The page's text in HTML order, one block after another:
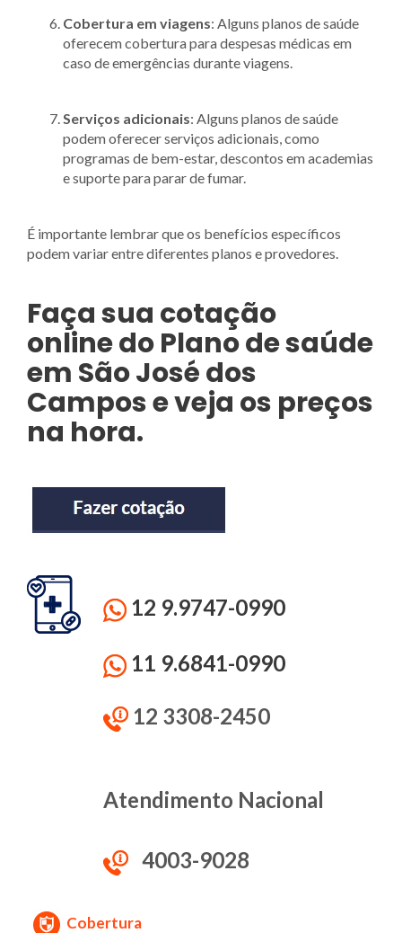
Cobertura em viagens: Alguns planos de saúde
oferecem cobertura para despesas médicas em
caso de emergências durante viagens.
Serviços adicionais: Alguns planos de saúde
podem oferecer serviços adicionais, como
programas de bem-estar, descontos em academias
e suporte para parar de fumar.
É importante lembrar que os benefícios específicos
podem variar entre diferentes planos e provedores.
Faça sua cotação
onlinedo Plano de saúde
em São José dos
Campos e veja os preços
na hora.
12 9.9747-0990
11 9.6841-0990
12 3308-2450
Atendimento Nacional
4003-9028
Cobertura